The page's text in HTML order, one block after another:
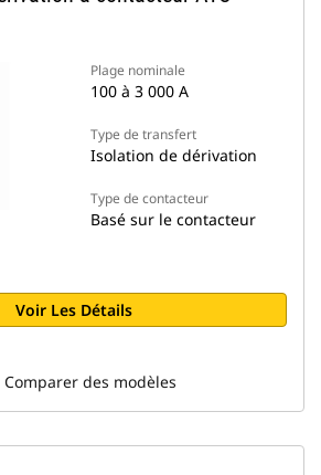
Plage nominale
100 à 3 000 A
Type de transfert
Isolation de dérivation
Type de contacteur
Basé sur le contacteur
Voir Les Détails
Comparer des modèles